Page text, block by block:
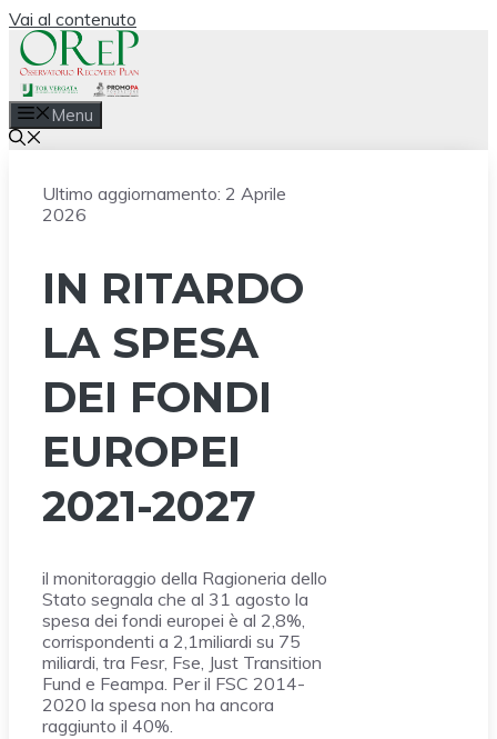
Vai al contenuto
Menu
Ultimo aggiornamento: 2 Aprile
2026
IN RITARDO
LA SPESA
DEI FONDI
EUROPEI
2021-2027
il monitoraggio della Ragioneria dello
Stato segnala che al 31 agosto la
spesa dei fondi europei è al 2,8%,
corrispondenti a 2,1miliardi su 75
miliardi, tra Fesr, Fse, Just Transition
Fund e Feampa. Per il FSC 2014-
2020 la spesa non ha ancora
raggiunto il 40%.